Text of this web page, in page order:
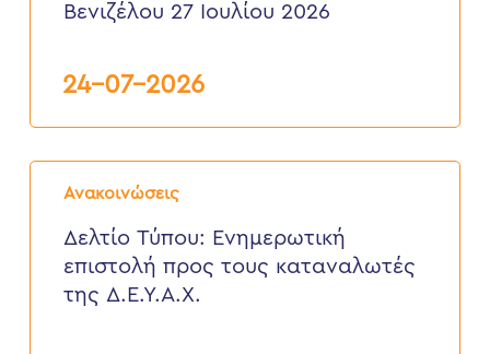
2026
Βενιζέλου 27 Ιουλίου 2026
24-07-2026
Ανακοινώσεις
Δελτίο
Τύπου:
επιστολή
προς
τους
καταναλωτές
Δελτίο Τύπου: Eνημερωτική
επιστολή προς τους καταναλωτές
της Δ.Ε.Υ.Α.Χ.